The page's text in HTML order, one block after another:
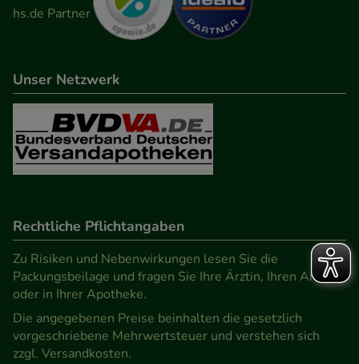
Unser Netzwerk
Rechtliche Pflichtangaben
Zu Risiken und Nebenwirkungen lesen Sie die
Packungsbeilage und fragen Sie Ihre Ärztin, Ihren Arzt
oder in Ihrer Apotheke.
Die angegebenen Preise beinhalten die gesetzlich
vorgeschriebene Mehrwertsteuer und verstehen sich
zzgl. Versandkosten.